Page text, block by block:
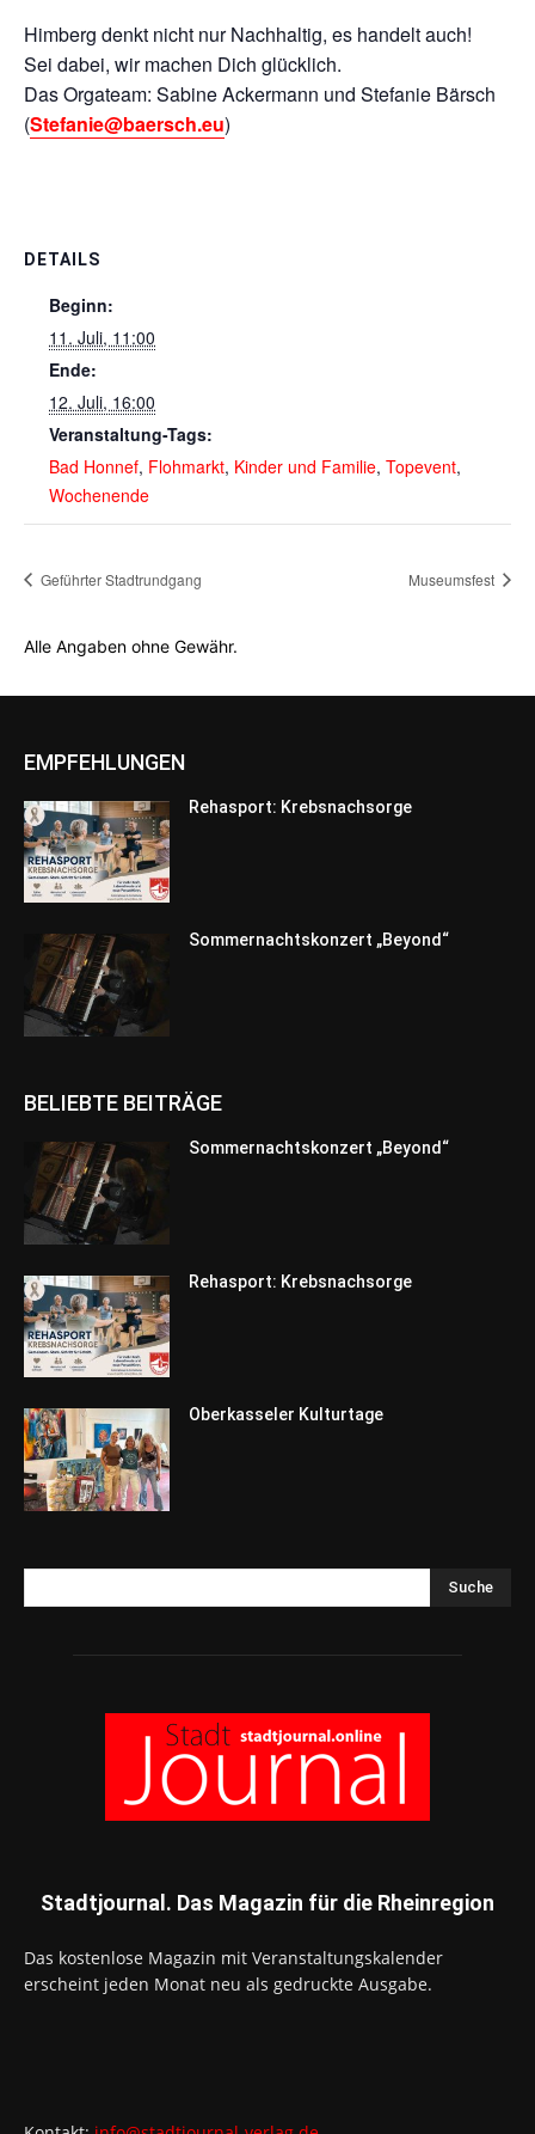
Himberg denkt nicht nur Nachhaltig, es handelt auch!
Sei dabei, wir machen Dich glücklich.
Das Orgateam: Sabine Ackermann und Stefanie Bärsch
(Stefanie@baersch.eu)
DETAILS
Beginn:
11. Juli, 11:00
Ende:
12. Juli, 16:00
Veranstaltung-Tags:
Bad Honnef, Flohmarkt, Kinder und Familie, Topevent,
Wochenende
Geführter Stadtrundgang Museumsfest
Alle Angaben ohne Gewähr.
EMPFEHLUNGEN
Rehasport: Krebsnachsorge
Sommernachtskonzert „Beyond“
BELIEBTE BEITRÄGE
Sommernachtskonzert „Beyond“
Rehasport: Krebsnachsorge
Oberkasseler Kulturtage
Suche
Stadtjournal. Das Magazin für die Rheinregion
Das kostenlose Magazin mit Veranstaltungskalender
erscheint jeden Monat neu als gedruckte Ausgabe.